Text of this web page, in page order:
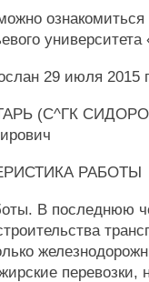
29 июля 2015
(С^ГК СИДОРОВ
РАБОТЫ
В последнюю